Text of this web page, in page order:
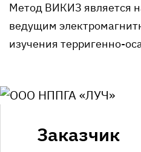
Метод ВИКИЗ является
ведущим
изучения терригенно-
Заказчик